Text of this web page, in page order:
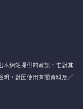
本網站提供的資訊，惟對其
明，對因使用有關資料及／